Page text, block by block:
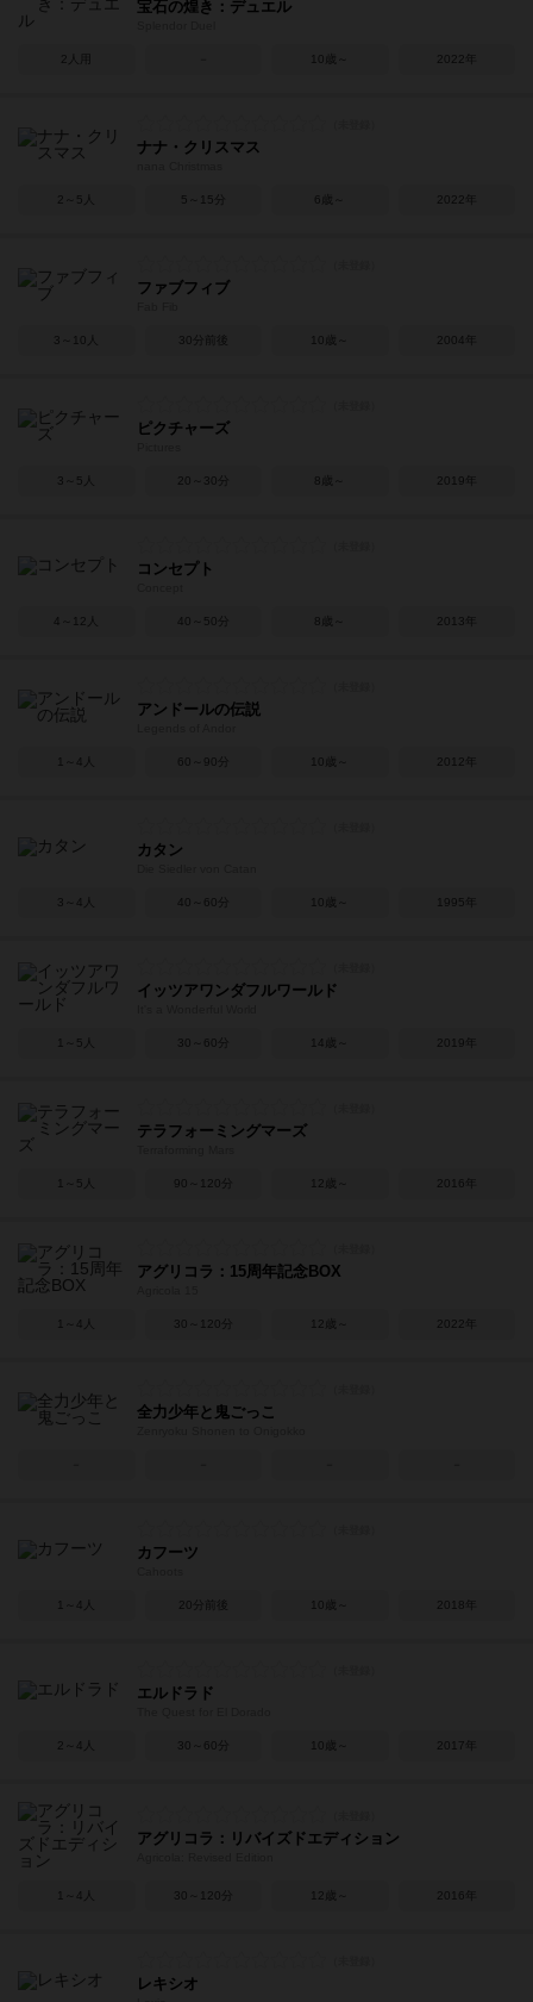
宝石の煌き：デュエル
2人用 10歳～ 2022年
ナナ・クリスマス
2～5人 5～15分 6歳～ 2022年
ファブフィブ
3～10人 30分前後 10歳～ 2004年
ピクチャーズ
3～5人 20～30分 8歳～ 2019年
コンセプト
4～12人 40～50分 8歳～ 2013年
アンドールの伝説
1～4人 60～90分 10歳～ 2012年
カタン
3～4人 40～60分 10歳～ 1995年
イッツアワンダフルワールド
1～5人 30～60分 14歳～ 2019年
テラフォーミングマーズ
1～5人 90～120分 12歳～ 2016年
アグリコラ：15周年記念BOX
1～4人 30～120分 12歳～ 2022年
全力少年と鬼ごっこ
カフーツ
1～4人 20分前後 10歳～ 2018年
エルドラド
2～4人 30～60分 10歳～ 2017年
アグリコラ：リバイズドエディション
1～4人 30～120分 12歳～ 2016年
レキシオ